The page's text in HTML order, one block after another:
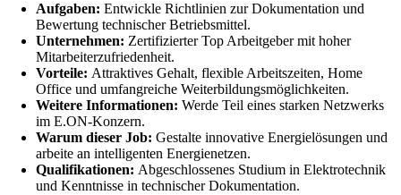
Aufgaben: Entwickle Richtlinien zur Dokumentation und
Bewertung technischer Betriebsmittel.
Unternehmen: Zertifizierter Top Arbeitgeber mit hoher
Mitarbeiterzufriedenheit.
Vorteile: Attraktives Gehalt, flexible Arbeitszeiten, Home
Office und umfangreiche Weiterbildungsmöglichkeiten.
Weitere Informationen: Werde Teil eines starken Netzwerks
im E.ON-Konzern.
Warum dieser Job: Gestalte innovative Energielösungen und
arbeite an intelligenten Energienetzen.
Qualifikationen: Abgeschlossenes Studium in Elektrotechnik
und Kenntnisse in technischer Dokumentation.